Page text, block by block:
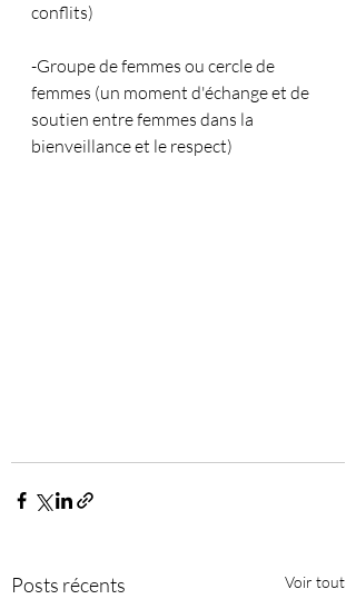
conflits)
-Groupe de femmes ou cercle de
femmes (un moment d'échange et de
soutien entre femmes dans la
bienveillance et le respect)
Posts récents Voir tout